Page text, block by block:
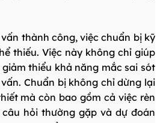
thành công, việc chuẩn bị kỹ
thiếu. Việc này không chỉ giúp
thiểu khả năng mắc sai sót
Chuẩn bị không chỉ dừng lại
mà còn bao gồm cả việc rèn
hỏi thường gặp và dự đoán